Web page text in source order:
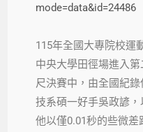
mode=data&id=24486
115年全國大專院校運
中央大學田徑場進入
尺決賽中，由全國紀
技系碩一好手吳政諺，
他以僅0.01秒的些微